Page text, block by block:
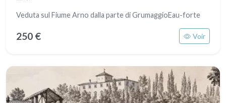
Veduta sul Fiume Arno dalla parte di GrumaggioEau-forte
250 € Voir